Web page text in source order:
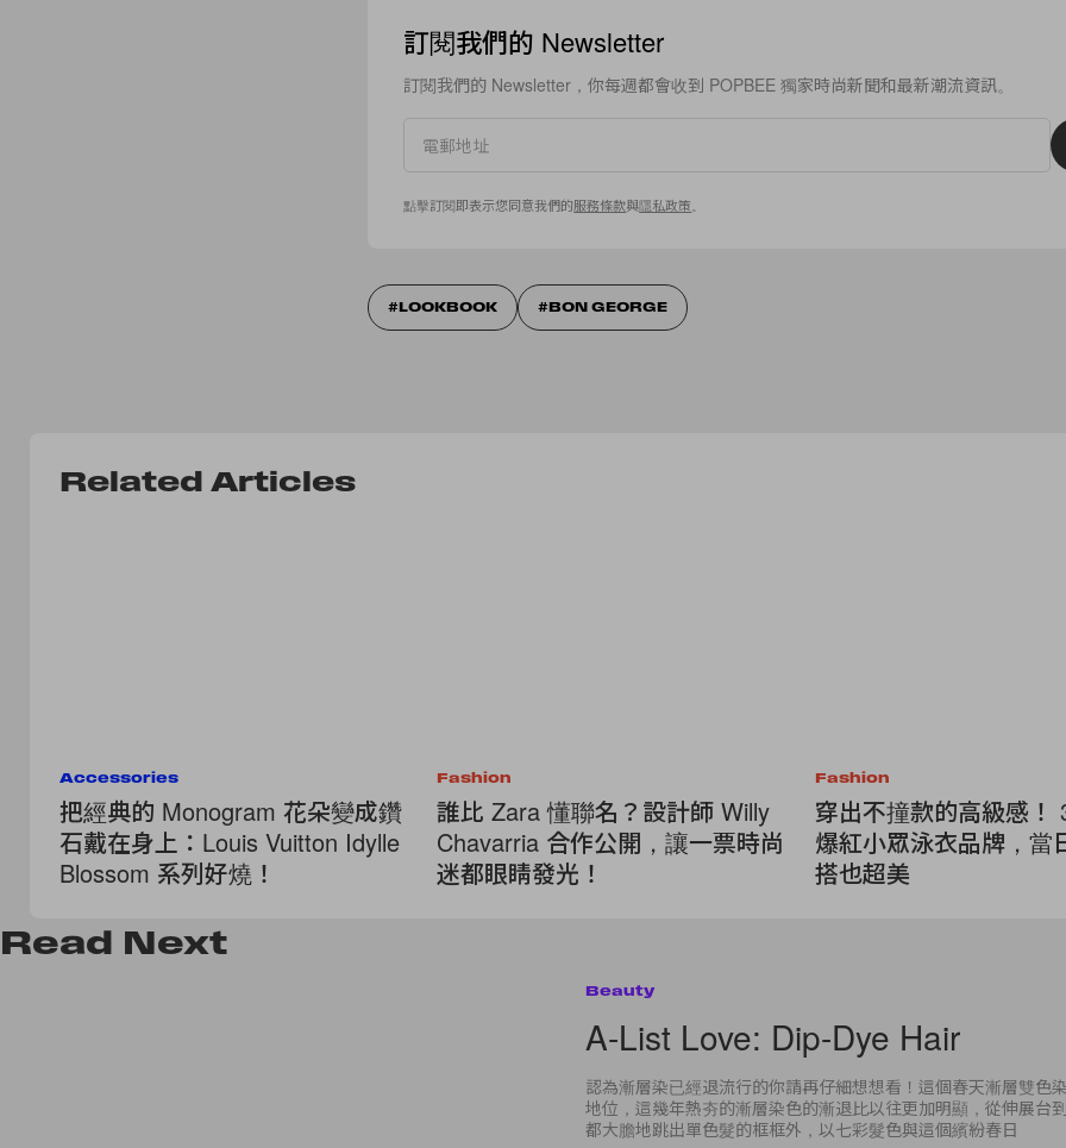
訂閱我們的 Newsletter
訂閱我們的 Newsletter，你每週都會收到 POPBEE 獨家時尚新聞和最新潮流資訊。
點擊訂閱即表示您同意我們的服務條款與隱私政策
LOOKBOOK BON GEORGE
Related Articles
Accessories
把經典的 Monogram 花朵變成鑽
石戴在身上：Louis Vuitton Idylle
Blossom 系列好燒！
Fashion
誰比 Zara 懂聯名？設計師 Willy
Chavarria 合作公開，讓一票時尚
迷都眼睛發光！
Fashion
穿出不撞款的高級感！
爆紅小眾泳衣品牌，當
搭也超美
Read Next
Beauty
A-List Love: Dip-Dye Hair
認為漸層染已經退流行的你請再仔細想想看！這個春天漸層雙色
地位，這幾年熱夯的漸層染色的漸退比以往更加明顯，從伸展台
都大膽地跳出單色髮的框框外，以七彩髮色與這個繽紛春日